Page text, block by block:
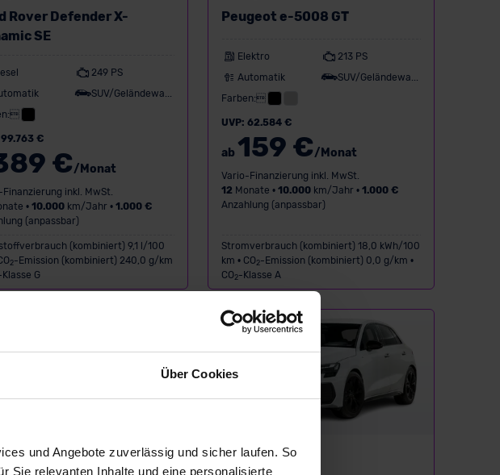
Über Cookies
und Angebote zuverlässig und sicher laufen. So
Sie relevanten Inhalte und eine personalisierte
Rover Defender X-
SE
249 PS
99.763 €
€/Monat
inkl. MwSt.
•10.000 km/Jahr •1.000 €
(anpassbar)
(kombiniert) 9,1 l/100
2-Emission (kombiniert) 240,0 g/km
Klasse G
Peugeot e-5008 GT
Elektro
213 PS
Automatik
Farben:
UVP: 62.584 €
ab 159 €/Monat
Vario-Finanzierung inkl. MwSt.
12 Monate •10.000 km/Jahr •1.000 €
Anzahlung (anpassbar)
Stromverbrauch (kombiniert) 18,0 kWh/100
km • CO2-Emission (kombiniert) 0,0 g/km •
CO 2-Klasse A
DEAL
Neuwagen